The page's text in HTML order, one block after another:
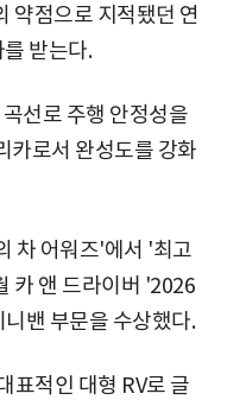
약점으로 지적됐던 연
받는다.
선로 주행 안정성을
카로서 완성도를 강화
차 어워즈'에서 '최고
카 앤 드라이버 '2026
밴 부문을 수상했다.
표적인 대형 RV로 글